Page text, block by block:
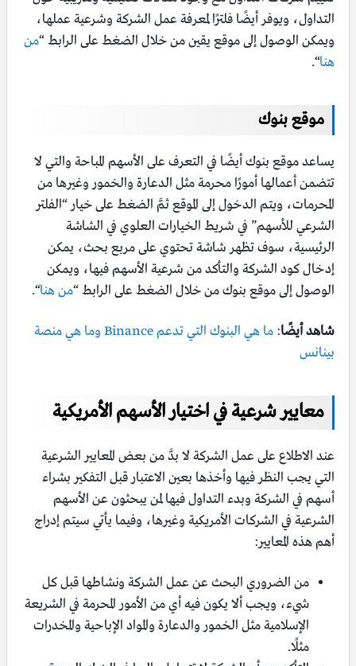
التداول، ويوفر أيضًا فلترًا لمعرفة عمل الشركة وشرعية عملها،
ويمكن الوصول إلى موقع يقين من خلال الضغط على الرابط “من
هنا“.
موقع بنوك
يساعد موقع بنوك أيضًا في التعرف على الأسهم المباحة والتي لا
تتضمن أعمالها أمورًا محرمة مثل الدعارة والخمور وغيرها من
المحرمات، ويتم الدخول إلى الموقع ثمَّ الضغط على خيار “الفلتر
الشرعي للأسهم” في شريط الخيارات العلوي في الشاشة
الرئيسية، سوف تظهر شاشة تحتوي على مربع بحث، يمكن
إدخال كود الشركة والتأكد من شرعية الأسهم فيها، ويمكن
الوصول إلى موقع بنوك من خلال الضغط على الرابط “من هنا“.
شاهد أيضًا:
ما هي البنوك التي تدعم Binance وما هي منصة
بينانس
معايير شرعية في اختيار الأسهم الأمريكية
عند الاطلاع على عمل الشركة لا بدَّ من بعض المعايير الشرعية
التي يجب النظر فيها وأخذها بعين الاعتبار قبل التفكير بشراء
أسهم في الشركة وبدء التداول فيها لمن يبحثون عن الأسهم
الشرعية في الشركات الأمريكية وغيرها، وفيما يأتي سيتم إدراج
أهم هذه المعايير:
من الضروري البحث عن عمل الشركة ونشاطها قبل كل
شيء، ويجب ألا يكون فيه أي من الأمور المحرمة في الشريعة
الإسلامية مثل الخمور والدعارة والمواد الإباحية والمخدرات
مثلًا.